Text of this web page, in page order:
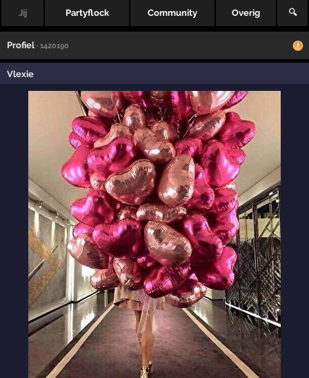
Jij Partyflock Community Overig 🔍
Profiel · 1420190
Vlexie